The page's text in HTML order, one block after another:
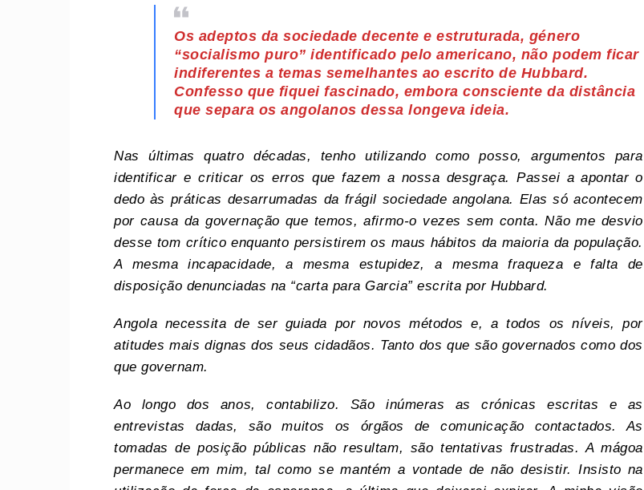
Os adeptos da sociedade decente e estruturada, género
“socialismo puro” identificado pelo americano, não podem ficar
indiferentes a temas semelhantes ao escrito de Hubbard.
Confesso que fiquei fascinado, embora consciente da distância
que separa os angolanos dessa longeva ideia.
Nas últimas quatro décadas, tenho utilizando como posso, argumentos para
identificar e criticar os erros que fazem a nossa desgraça. Passei a apontar o
dedo às práticas desarrumadas da frágil sociedade angolana. Elas só acontecem
por causa da governação que temos, afirmo-o vezes sem conta. Não me desvio
desse tom crítico enquanto persistirem os maus hábitos da maioria da população.
A mesma incapacidade, a mesma estupidez, a mesma fraqueza e falta de
disposição denunciadas na “carta para Garcia” escrita por Hubbard.
Angola necessita de ser guiada por novos métodos e, a todos os níveis, por
atitudes mais dignas dos seus cidadãos. Tanto dos que são governados como dos
que governam.
Ao longo dos anos, contabilizo. São inúmeras as crónicas escritas e as
entrevistas dadas, são muitos os órgãos de comunicação contactados. As
tomadas de posição públicas não resultam, são tentativas frustradas. A mágoa
permanece em mim, tal como se mantém a vontade de não desistir. Insisto na